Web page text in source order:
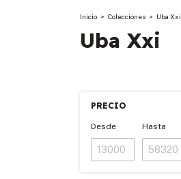
Inicio > Colecciones > Uba Xxi
Uba Xxi
PRECIO
Desde Hasta